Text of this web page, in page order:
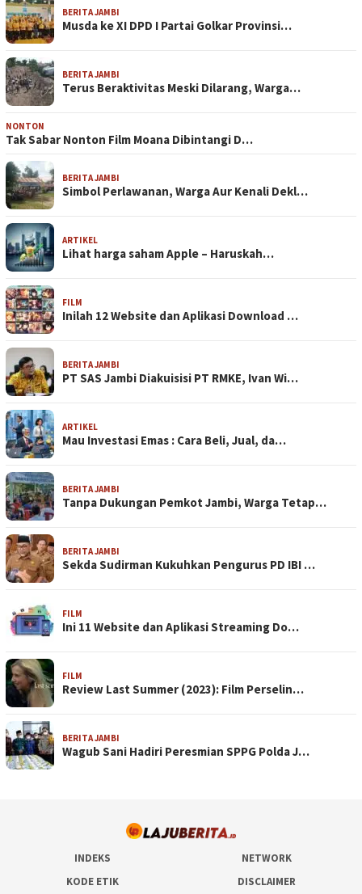
BERITA JAMBI
Musda ke XI DPD I Partai Golkar Provinsi…
BERITA JAMBI
Terus Beraktivitas Meski Dilarang, Warga…
NONTON
Tak Sabar Nonton Film Moana Dibintangi D…
BERITA JAMBI
Simbol Perlawanan, Warga Aur Kenali Dekl…
ARTIKEL
Lihat harga saham Apple – Haruskah…
FILM
Inilah 12 Website dan Aplikasi Download …
BERITA JAMBI
PT SAS Jambi Diakuisisi PT RMKE, Ivan Wi…
ARTIKEL
Mau Investasi Emas : Cara Beli, Jual, da…
BERITA JAMBI
Tanpa Dukungan Pemkot Jambi, Warga Tetap…
BERITA JAMBI
Sekda Sudirman Kukuhkan Pengurus PD IBI …
FILM
Ini 11 Website dan Aplikasi Streaming Do…
FILM
Review Last Summer (2023): Film Perselin…
BERITA JAMBI
Wagub Sani Hadiri Peresmian SPPG Polda J…
INDEKS
NETWORK
KODE ETIK
DISCLAIMER